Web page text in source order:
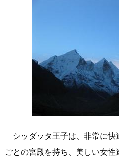
シッダッタ王子は、非常に快
ごとの宮殿を持ち、美しい女性